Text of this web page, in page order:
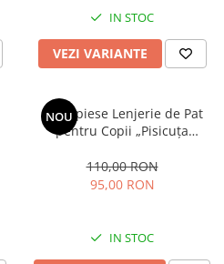
IN STOC
VEZI VARIANTE
NOU
Set 3 piese Lenjerie de Pat
pentru Copii „Pisicuța
110,00 RON
95,00 RON
IN STOC